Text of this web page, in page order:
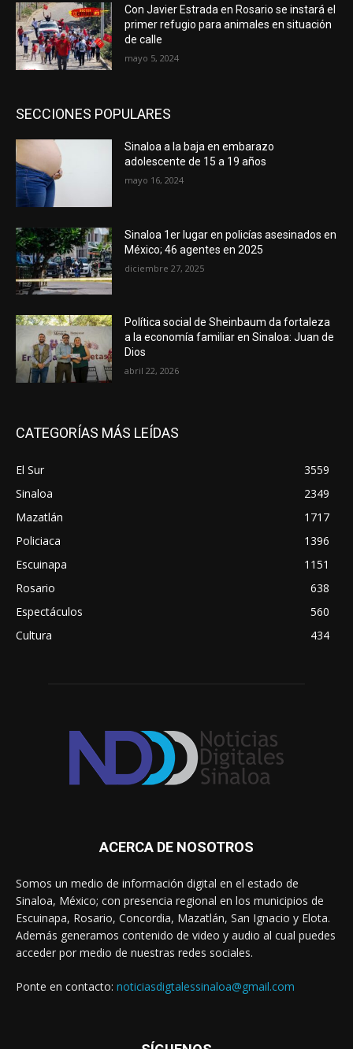
Con Javier Estrada en Rosario se instará el
primer refugio para animales en situación
de calle
mayo 5, 2024
SECCIONES POPULARES
Sinaloa a la baja en embarazo
adolescente de 15 a 19 años
mayo 16, 2024
Sinaloa 1er lugar en policías asesinados en
México; 46 agentes en 2025
diciembre 27, 2025
Política social de Sheinbaum da fortaleza
a la economía familiar en Sinaloa: Juan de
Dios
abril 22, 2026
CATEGORÍAS MÁS LEÍDAS
El Sur
3559
Sinaloa
2349
Mazatlán
1717
Policiaca
1396
Escuinapa
1151
Rosario
638
Espectáculos
560
Cultura
434
ACERCA DE NOSOTROS
Somos un medio de información digital en el estado de
Sinaloa, México; con presencia regional en los municipios de
Escuinapa, Rosario, Concordia, Mazatlán, San Ignacio y Elota.
Además generamos contenido de video y audio al cual puedes
acceder por medio de nuestras redes sociales.
Ponte en contacto: noticiasdigtalessinaloa@gmail.com